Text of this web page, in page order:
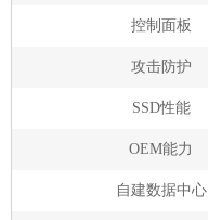
控制面板
攻击防护
SSD性能
OEM能力
自建数据中心